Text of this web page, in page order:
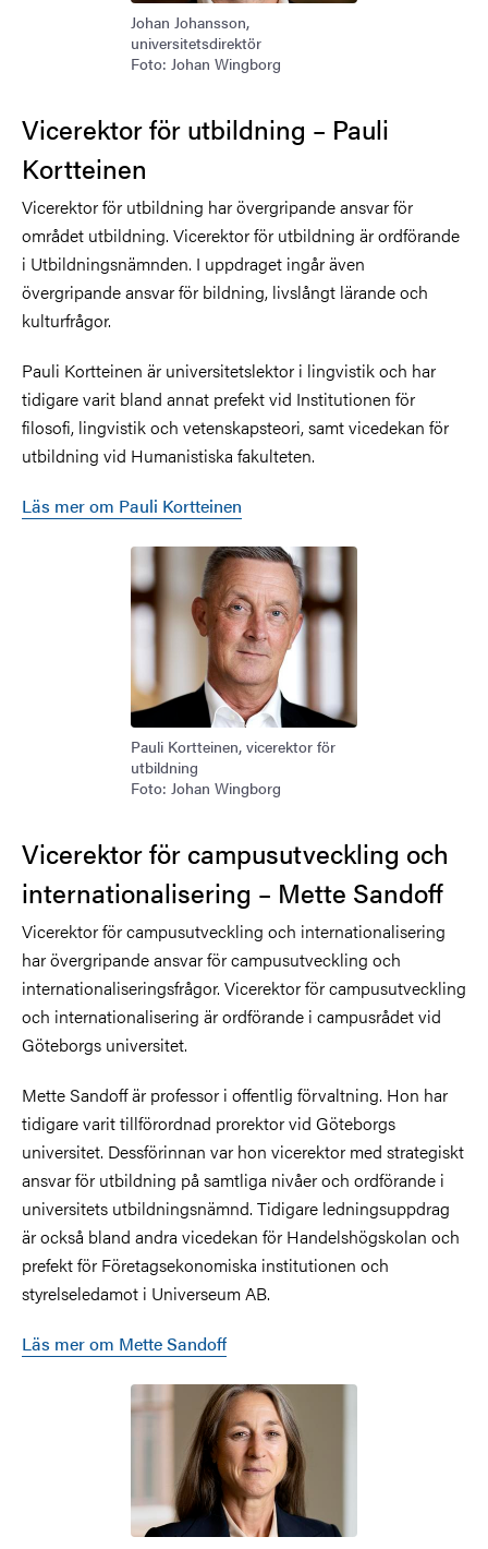
Johan Johansson,
universitetsdirektör
Foto: Johan Wingborg
Vicerektor för utbildning – Pauli
Kortteinen
Vicerektor för utbildning har övergripande ansvar för
området utbildning. Vicerektor för utbildning är ordförande
i Utbildningsnämnden. I uppdraget ingår även
övergripande ansvar för bildning, livslångt lärande och
kulturfrågor.
Pauli Kortteinen är universitetslektor i lingvistik och har
tidigare varit bland annat prefekt vid Institutionen för
filosofi, lingvistik och vetenskapsteori, samt vicedekan för
utbildning vid Humanistiska fakulteten.
Läs mer om Pauli Kortteinen
Pauli Kortteinen, vicerektor för
utbildning
Foto: Johan Wingborg
Vicerektor för campusutveckling och
internationalisering – Mette Sandoff
Vicerektor för campusutveckling och internationalisering
har övergripande ansvar för campusutveckling och
internationaliseringsfrågor. Vicerektor för campusutveckling
och internationalisering är ordförande i campusrådet vid
Göteborgs universitet.
Mette Sandoff är professor i offentlig förvaltning. Hon har
tidigare varit tillförordnad prorektor vid Göteborgs
universitet. Dessförinnan var hon vicerektor med strategiskt
ansvar för utbildning på samtliga nivåer och ordförande i
universitets utbildningsnämnd. Tidigare ledningsuppdrag
är också bland andra vicedekan för Handelshögskolan och
prefekt för Företagsekonomiska institutionen och
styrelseledamot i Universeum AB.
Läs mer om Mette Sandoff